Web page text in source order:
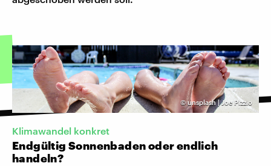
©unsplash | Joe Pizzio
Klimawandel konkret
Endgültig Sonnenbaden oder endlich
handeln?